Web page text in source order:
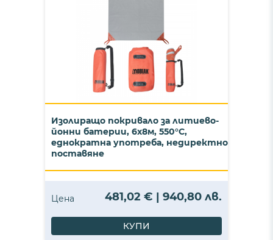
Изолиращо покривало за литиево-
йонни батерии, 6х8м, 550°C,
еднократна употреба, недиректно
поставяне
Цена 481,02 € | 940,80 лв.
КУПИ